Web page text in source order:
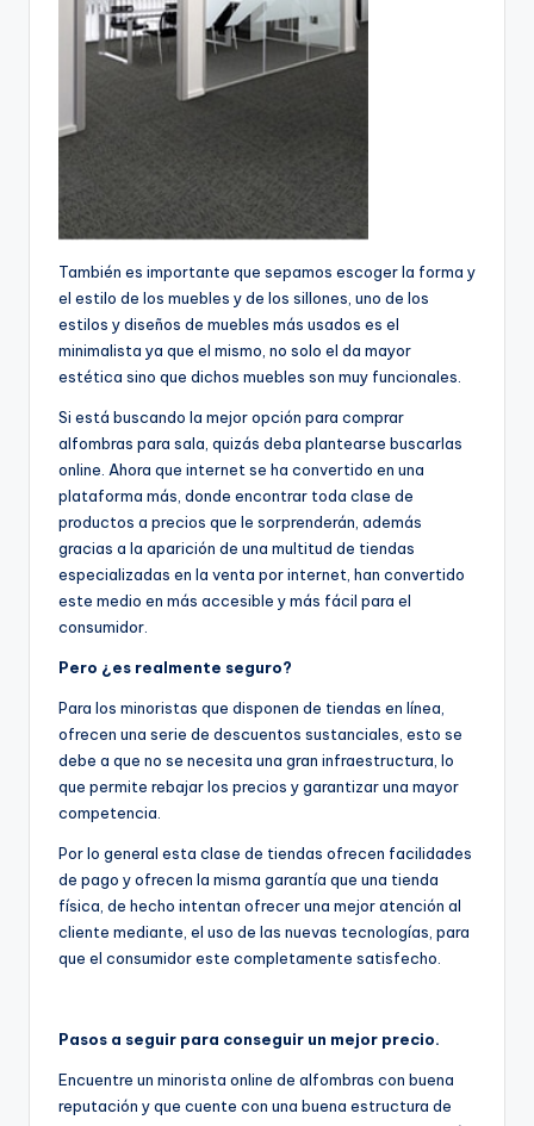
También es importante que sepamos escoger la forma y
el estilo de los muebles y de los sillones, uno de los
estilos y diseños de muebles más usados es el
minimalista ya que el mismo, no solo el da mayor
estética sino que dichos muebles son muy funcionales.
Si está buscando la mejor opción para comprar
alfombras para sala, quizás deba plantearse buscarlas
online. Ahora que internet se ha convertido en una
plataforma más, donde encontrar toda clase de
productos a precios que le sorprenderán, además
gracias a la aparición de una multitud de tiendas
especializadas en la venta por internet, han convertido
este medio en más accesible y más fácil para el
consumidor.
Pero ¿es realmente seguro?
Para los minoristas que disponen de tiendas en línea,
ofrecen una serie de descuentos sustanciales, esto se
debe a que no se necesita una gran infraestructura, lo
que permite rebajar los precios y garantizar una mayor
competencia.
Por lo general esta clase de tiendas ofrecen facilidades
de pago y ofrecen la misma garantía que una tienda
física, de hecho intentan ofrecer una mejor atención al
cliente mediante, el uso de las nuevas tecnologías, para
que el consumidor este completamente satisfecho.
Pasos a seguir para conseguir un mejor precio.
Encuentre un minorista online de alfombras con buena
reputación y que cuente con una buena estructura de